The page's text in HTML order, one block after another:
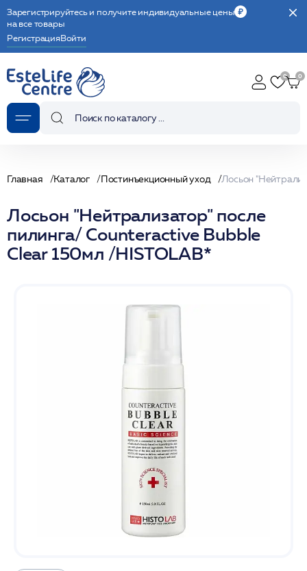
Зарегистрируйтесь и получите индивидуальные цены
на все товары
РегистрацияВойти
Главная Каталог Постинъекционный уход
Лосьон "Нейтрализатор" после
пилинга/ Counteractive Bubble
Clear 150мл /HISTOLAB*